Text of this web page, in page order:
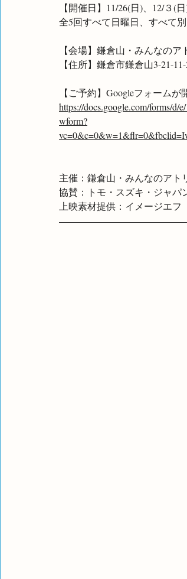
【開催日】11/26(日)、12/３(日)
全5回すべて日曜日、すべて
【会場】鎌倉山・みんなのア
【住所】鎌倉市鎌倉山3-21-
【ご予約】Googleフォームが
https://docs.google.com/forms/
wform?
主催：鎌倉山・みんなのアト
協賛：トモ・スズキ・ジャパ
上映素材提供：イメージエフ